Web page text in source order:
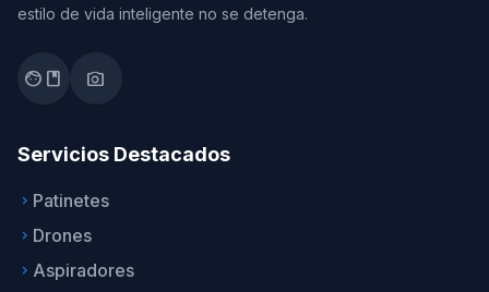
estilo de vida inteligente no se detenga.
facebook photo_camera
Servicios Destacados
keyboard_arrow_right Patinetes
keyboard_arrow_right Drones
keyboard_arrow_right Aspiradores